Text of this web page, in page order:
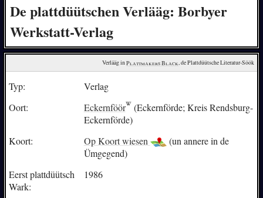
De plattdüütschen Verlääg: Borbyer
Werkstatt-Verlag
Verlääg in Plattmakers Black, de Plattdüütsche Literatur-Söök
Typ:
Verlag
Oort:
Eckernföör
(Eckernförde; Kreis Rendsburg-
Eckernförde)
Koort:
Op Koort wiesen
(un annere in de
Ümgegend)
Eerst plattdüütsch
Wark:
1986